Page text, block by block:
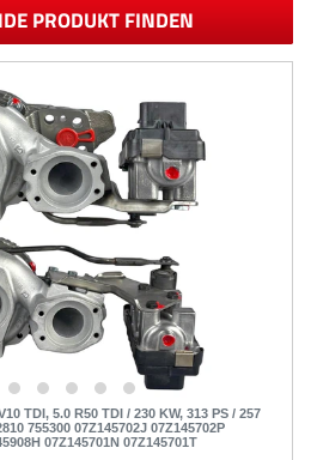
PRODUKT FINDEN
TDI, 5.0 R50 TDI / 230 KW, 313 PS / 257
755300 07Z145702J 07Z145702P
07Z145701N 07Z145701T